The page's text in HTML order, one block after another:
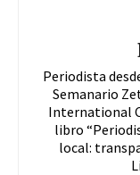
Periodista
Semanario
International
libro
local: